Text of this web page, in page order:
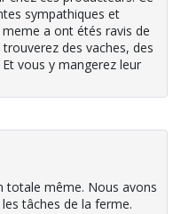
sympathiques et
a ont étés ravis de
des vaches, des
vous y mangerez leur
totale même. Nous avons
tâches de la ferme.